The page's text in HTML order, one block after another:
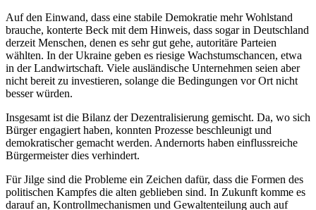
Auf den Einwand, dass eine stabile Demokratie mehr Wohlstand
brauche, konterte Beck mit dem Hinweis, dass sogar in Deutschland
derzeit Menschen, denen es sehr gut gehe, autoritäre Parteien
wählten. In der Ukraine geben es riesige Wachstumschancen, etwa
in der Landwirtschaft. Viele ausländische Unternehmen seien aber
nicht bereit zu investieren, solange die Bedingungen vor Ort nicht
besser würden.
Insgesamt ist die Bilanz der Dezentralisierung gemischt. Da, wo sich
Bürger engagiert haben, konnten Prozesse beschleunigt und
demokratischer gemacht werden. Andernorts haben einflussreiche
Bürgermeister dies verhindert.
Für Jilge sind die Probleme ein Zeichen dafür, dass die Formen des
politischen Kampfes die alten geblieben sind. In Zukunft komme es
darauf an, Kontrollmechanismen und Gewaltenteilung auch auf